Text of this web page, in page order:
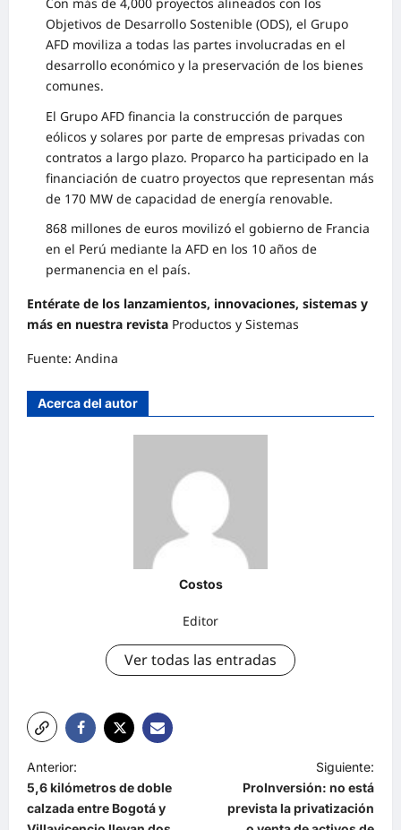
Objetivos de Desarrollo Sostenible (ODS), el Grupo
AFD moviliza a todas las partes involucradas en el
desarrollo económico y la preservación de los bienes
comunes.
El Grupo AFD financia la construcción de parques
eólicos y solares por parte de empresas privadas con
contratos a largo plazo. Proparco ha participado en la
financiación de cuatro proyectos que representan más
de 170 MW de capacidad de energía renovable.
868 millones de euros movilizó el gobierno de Francia
en el Perú mediante la AFD en los 10 años de
permanencia en el país.
Entérate de los lanzamientos, innovaciones, sistemas y
más en nuestra revista Productos y Sistemas
Fuente: Andina
Acerca del autor
Costos
Editor
Ver todas las entradas
Anterior:
5,6 kilómetros de doble
calzada entre Bogotá y
Siguiente:
ProInversión: no está
prevista la privatización